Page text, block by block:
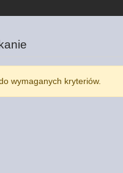
wymaganych kryteriów.